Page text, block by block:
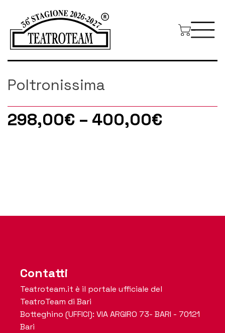
Poltronissima
298,00€ – 400,00€
Contatti
Teatroteam.it è il portale ufficiale del
TeatroTeam di Bari
Botteghino (UFFICI): VIA ARGIRO 73- BARI - 70121
Bari